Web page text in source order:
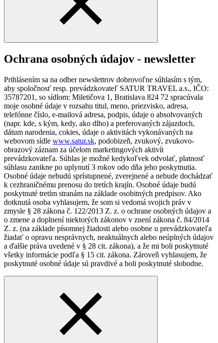
Ochrana osobných údajov - newsletter
Prihlásením sa na odber newslettrov dobrovoľne súhlasím s tým,
aby spoločnosť resp. prevádzkovateľ SATUR TRAVEL a.s., IČO:
35787201, so sídlom: Miletičova 1, Bratislava 824 72 spracúvala
moje osobné údaje v rozsahu titul, meno, priezvisko, adresa,
telefónne číslo, e-mailová adresa, podpis, údaje o absolvovaných
(napr. kde, s kým, kedy, ako dlho) a preferovaných zájazdoch,
dátum narodenia, cokies, údaje o aktivitách vykonávaných na
webovom sídle www.satur.sk, podobizeň, zvukový, zvukovo-
obrazový záznam za účelom marketingových aktivít
prevádzkovateľa. Súhlas je možné kedykoľvek odvolať, platnosť
súhlasu zanikne po uplynutí 3 rokov odo dňa jeho poskytnutia.
Osobné údaje nebudú sprístupnené, zverejnené a nebude dochádzať
k cezhraničnému prenosu do tretích krajín. Osobné údaje budú
poskytnuté tretím stranám na základe osobitných predpisov. Ako
dotknutá osoba vyhlasujem, že som si vedomá svojich práv v
zmysle § 28 zákona č. 122/2013 Z. z. o ochrane osobných údajov a
o zmene a doplnení niektorých zákonov v znení zákona č. 84/2014
Z. z. (na základe písomnej žiadosti alebo osobne u prevádzkovateľa
žiadať o opravu nesprávnych, neaktuálnych alebo neúplných údajov
a ďalšie práva uvedené v § 28 cit. zákona), a že mi boli poskytnuté
všetky informácie podľa § 15 cit. zákona. Zároveň vyhlasujem, že
poskytnuté osobné údaje sú pravdivé a boli poskytnuté slobodne.